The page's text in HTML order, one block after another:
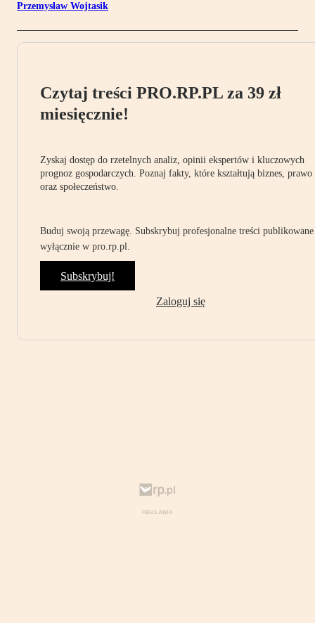
Przemysław Wojtasik
Czytaj treści PRO.RP.PL za 39 zł
miesięcznie!
Zyskaj dostęp do rzetelnych analiz, opinii ekspertów i kluczowych
prognoz gospodarczych. Poznaj fakty, które kształtują biznes, prawo
oraz społeczeństwo.
Buduj swoją przewagę. Subskrybuj profesjonalne treści publikowane
wyłącznie w pro.rp.pl.
Subskrybuj!
Zaloguj się